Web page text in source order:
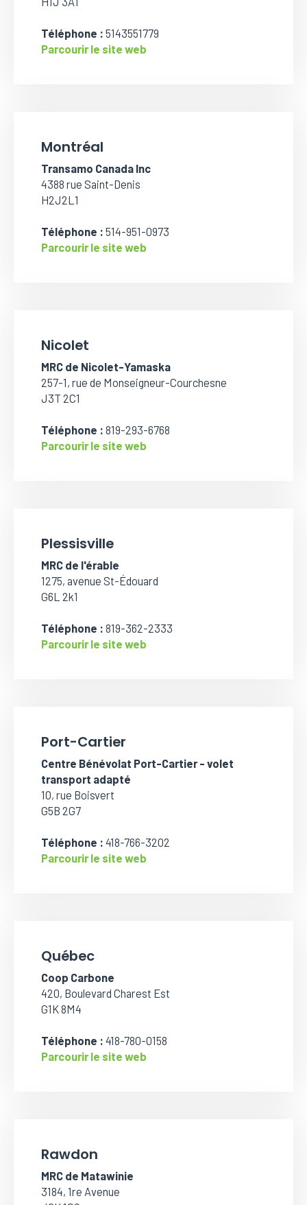
Téléphone : 5143551779
Parcourir le site web
Montréal
Transamo Canada Inc
4388 rue Saint-Denis
H2J2L1
Téléphone : 514-951-0973
Parcourir le site web
Nicolet
MRC de Nicolet-Yamaska
257-1, rue de Monseigneur-Courchesne
J3T 2C1
Téléphone : 819-293-6768
Parcourir le site web
Plessisville
MRC de l'érable
1275, avenue St-Édouard
G6L 2k1
Téléphone : 819-362-2333
Parcourir le site web
Port-Cartier
Centre Bénévolat Port-Cartier - volet
transport adapté
10, rue Boisvert
G5B 2G7
Téléphone : 418-766-3202
Parcourir le site web
Québec
Coop Carbone
420, Boulevard Charest Est
G1K 8M4
Téléphone : 418-780-0158
Parcourir le site web
Rawdon
MRC de Matawinie
3184, 1re Avenue